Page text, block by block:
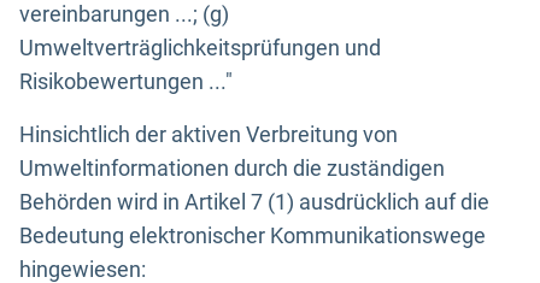
vereinbarungen ...; (g)
Umweltverträglichkeitsprüfungen und
Risikobewertungen ..."
Hinsichtlich der aktiven Verbreitung von
Umweltinformationen durch die zuständigen
Behörden wird in Artikel 7 (1) ausdrücklich auf die
Bedeutung elektronischer Kommunikationswege
hingewiesen: